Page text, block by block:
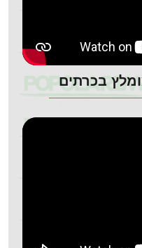
בכרתים